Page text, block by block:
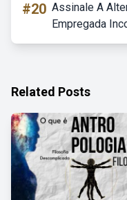
#20 Assinale A
Empregada
Related Posts